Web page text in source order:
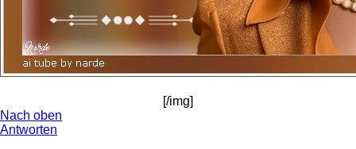
[/img]
Nach oben
Antworten